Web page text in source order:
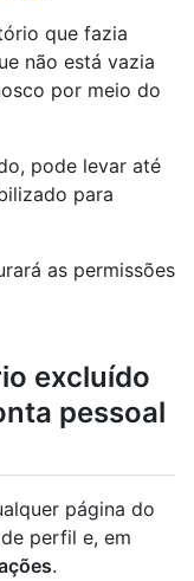
que fazia
não está vazia
por meio do
pode levar até
para
as permissões
excluído
pessoal
página do
perfil e, em
.